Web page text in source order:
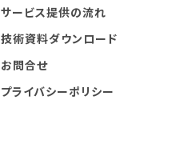
サービス提供の流れ
技術資料ダウンロード
お問合せ
プライバシーポリシー